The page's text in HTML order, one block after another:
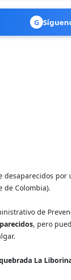
G
por
de Colombia).
de
, pero
La